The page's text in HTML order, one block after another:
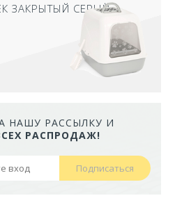
ЗАКРЫТЫЙ СЕРЫЙ
НАШУ РАССЫЛКУ И
РАСПРОДАЖ!
Подписаться